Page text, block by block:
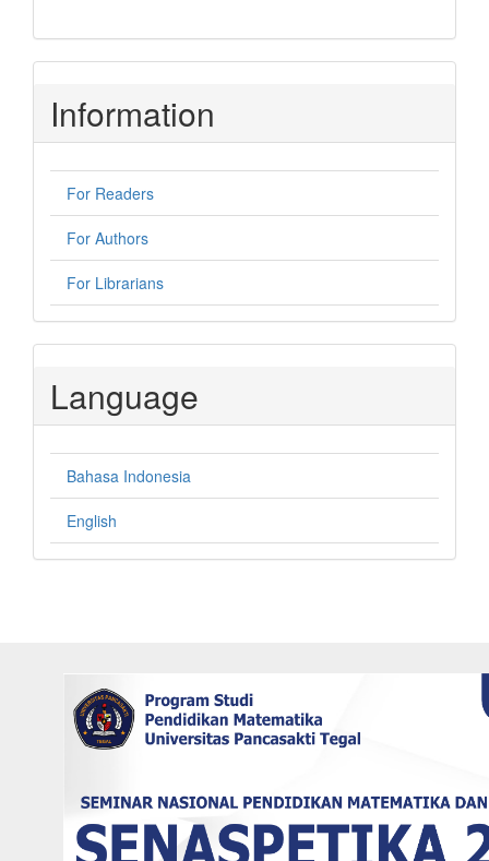
Information
For Readers
For Authors
For Librarians
Language
Bahasa Indonesia
English